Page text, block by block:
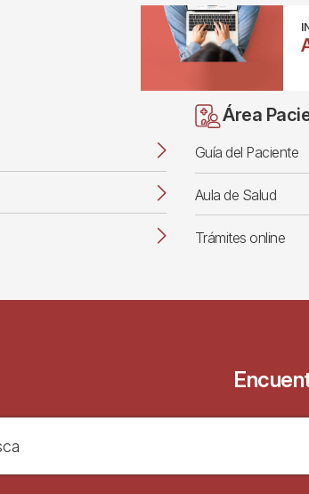
Área
Guía del Paciente
Aula de Salud
Trámites online